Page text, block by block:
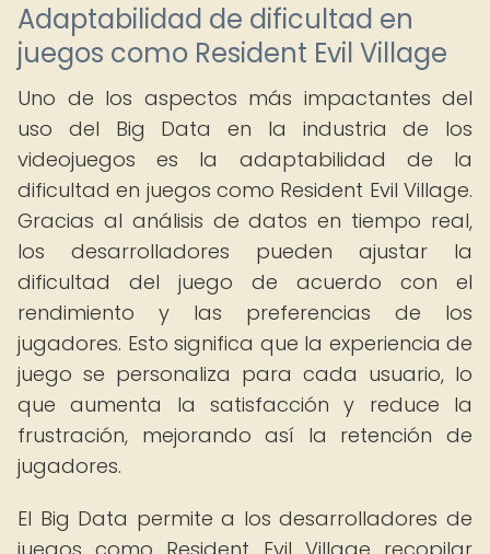
Adaptabilidad de dificultad en
juegos como Resident Evil Village
Uno de los aspectos más impactantes del
uso del Big Data en la industria de los
videojuegos es la adaptabilidad de la
dificultad en juegos como Resident Evil Village.
Gracias al análisis de datos en tiempo real,
los desarrolladores pueden ajustar la
dificultad del juego de acuerdo con el
rendimiento y las preferencias de los
jugadores. Esto significa que la experiencia de
juego se personaliza para cada usuario, lo
que aumenta la satisfacción y reduce la
frustración, mejorando así la retención de
jugadores.
El Big Data permite a los desarrolladores de